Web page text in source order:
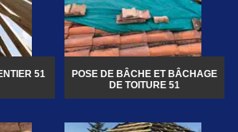
51
POSE DE BÂCHE ET BÂCHAGE
DE TOITURE 51